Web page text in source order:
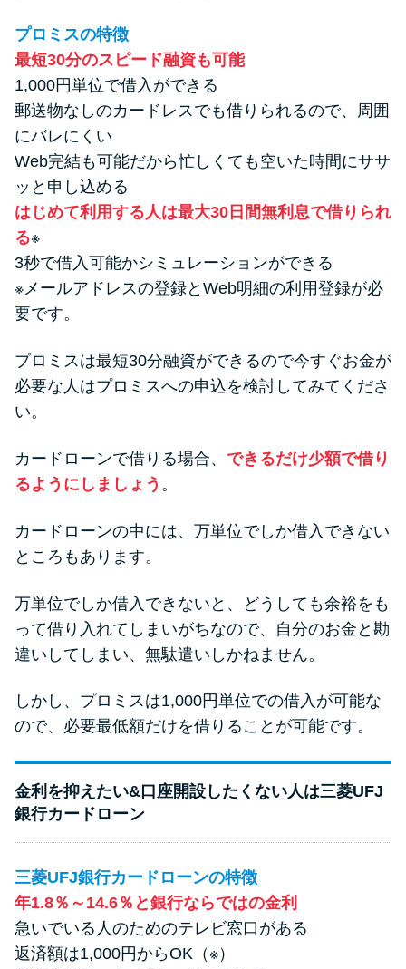
プロミスの特徴
最短30分のスピード融資も可能
1,000円単位で借入ができる
郵送物なしのカードレスでも借りられるので、周囲
にバレにくい
Web完結も可能だから忙しくても空いた時間にササ
ッと申し込める
はじめて利用する人は最大30日間無利息で借りられ
る※
3秒で借入可能かシミュレーションができる
※メールアドレスの登録とWeb明細の利用登録が必
要です。
プロミスは最短30分融資ができるので今すぐお金が
必要な人はプロミスへの申込を検討してみてくださ
い。
カードローンで借りる場合、 できるだけ少額で借り
るようにしましょう 。
カードローンの中には、万単位でしか借入できない
ところもあります。
万単位でしか借入できないと、どうしても余裕をも
って借り入れてしまいがちなので、自分のお金と勘
違いしてしまい、無駄遣いしかねません。
しかし、プロミスは1,000円単位での借入が可能な
ので、必要最低額だけを借りることが可能です。
金利を抑えたい&口座開設したくない人は三菱UFJ
銀行カードローン
三菱UFJ銀行カードローンの特徴
年1.8％～14.6％と銀行ならではの金利
急いでいる人のためのテレビ窓口がある
返済額は1,000円からOK（※）